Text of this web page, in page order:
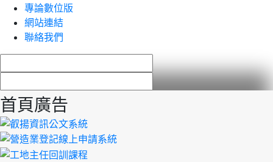
專論數位版
網站連結
聯絡我們
首頁廣告